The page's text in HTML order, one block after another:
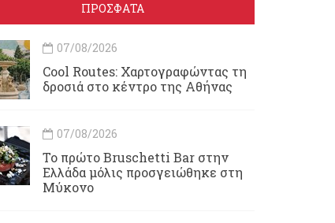
ΠΡΟΣΦΑΤΑ
07/08/2026
Cool Routes: Χαρτογραφώντας τη
δροσιά στο κέντρο της Αθήνας
07/08/2026
Το πρώτο Bruschetti Bar στην
Ελλάδα μόλις προσγειώθηκε στη
Μύκονο